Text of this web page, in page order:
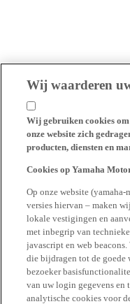
Wij waarderen
Wij gebruiken cookies
onze website zich
producten, diensten en
Cookies op Yamaha
Op onze website
versies hiervan – maken
lokale vestigingen en
met inbegrip van
javascript en web
die bijdragen tot de goede
bezoeker
van uw login gegevens en
analytische cookies voor